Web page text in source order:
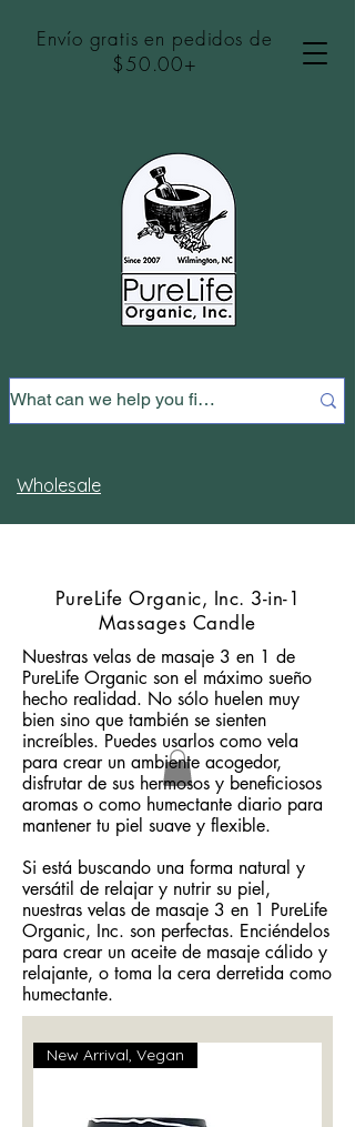
Envío gratis en pedidos de
$50.00+
Wholesale
PureLife Organic, Inc. 3-in-1
Massages Candle
Nuestras velas de masaje 3 en 1 de
PureLife Organic son el máximo sueño
hecho realidad. No sólo huelen muy
bien sino que también se sienten
increíbles. Puedes usarlos como vela
para crear un ambiente acogedor,
disfrutar de sus hermosos y beneficiosos
aromas o como humectante diario para
mantener tu piel suave y flexible.
Si está buscando una forma natural y
versátil de relajar y nutrir su piel,
nuestras velas de masaje 3 en 1 PureLife
Organic, Inc. son perfectas. Enciéndelos
para crear un aceite de masaje cálido y
relajante, o toma la cera derretida como
humectante.
New Arrival, Vegan